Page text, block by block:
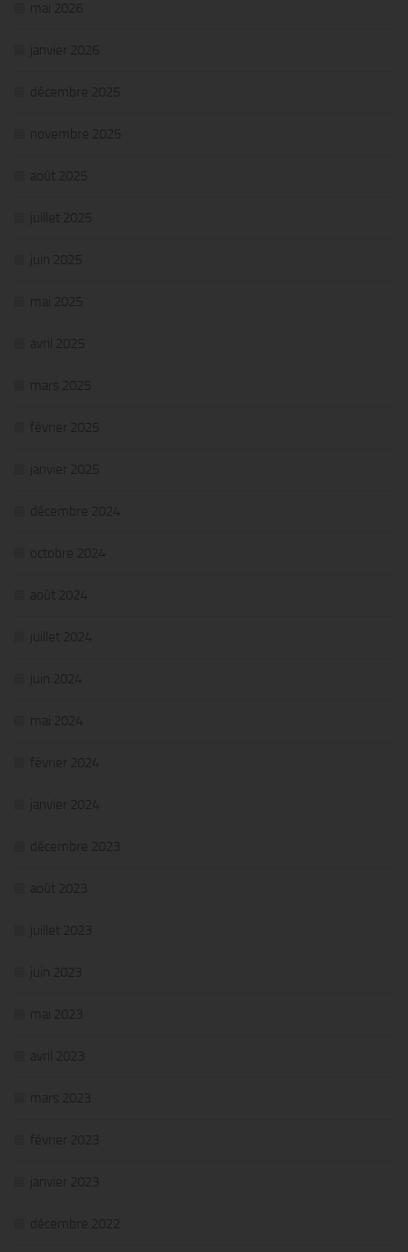
mai 2026
janvier 2026
décembre 2025
novembre 2025
août 2025
juillet 2025
juin 2025
mai 2025
avril 2025
mars 2025
février 2025
janvier 2025
décembre 2024
octobre 2024
août 2024
juillet 2024
juin 2024
mai 2024
février 2024
janvier 2024
décembre 2023
août 2023
juillet 2023
juin 2023
mai 2023
avril 2023
mars 2023
février 2023
janvier 2023
décembre 2022